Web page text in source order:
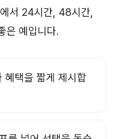
서 24시간, 48시간,
은 예입니다.
혜택을 짧게 제시합